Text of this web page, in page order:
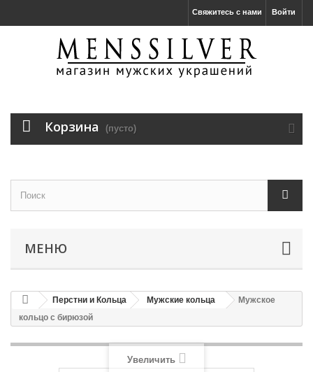
Войти
Свяжитесь с нами
Корзина (пусто)
МЕНЮ
Перстни и Кольца Мужские кольца
Мужское
кольцо с бирюзой
Увеличить